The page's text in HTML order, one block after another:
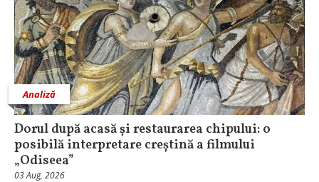
Analiză
Dorul după acasă și restaurarea chipului: o
posibilă interpretare creștină a filmului
„Odiseea”
03 Aug, 2026